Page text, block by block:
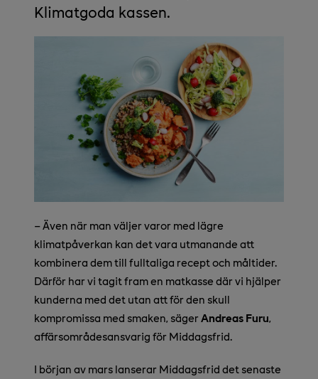
Klimatgoda kassen.
– Även när man väljer varor med lägre
klimatpåverkan kan det vara utmanande att
kombinera dem till fulltaliga recept och måltider.
Därför har vi tagit fram en matkasse där vi hjälper
kunderna med det utan att för den skull
kompromissa med smaken, säger Andreas Furu
affärsområdesansvarig för Middagsfrid.
I början av mars lanserar Middagsfrid det senaste